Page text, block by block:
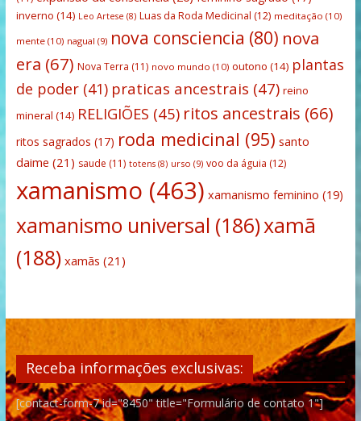
inverno (14) Leo Artese (8) Luas da Roda Medicinal (12) meditação (10)
mente(10) nagual (9) nova consciencia (80) nova
era (67) Nova Terra (11) novo mundo (10) outono (14) plantas
de poder(41) praticas ancestrais (47) reino
mineral (14) RELIGIÕES (45) ritos ancestrais (66)
ritos sagrados (17) roda medicinal (95) santo
daime (21) saude (11) totens(8) urso (9) voo da águia (12)
xamanismo (463) xamanismo feminino (19)
xamanismo universal (186)xamã
(188) xamãs (21)
Receba informações exclusivas:
[contact-form-7 id="8450" title="Formulário de contato 1"]